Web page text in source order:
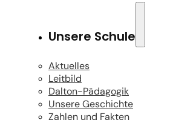
Unsere Schule
Aktuelles
Leitbild
Dalton-Pädagogik
Unsere Geschichte
Zahlen und Fakten